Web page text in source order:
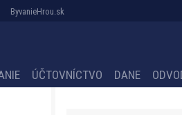
ByvanieHrou.sk
ÚČTOVNÍCTVO DANE